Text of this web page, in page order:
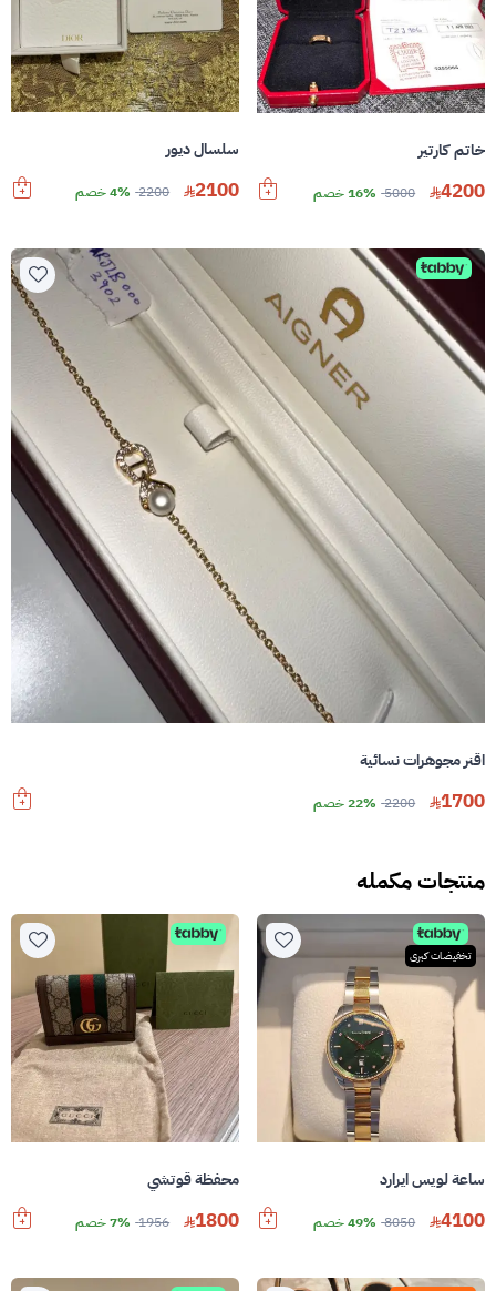
خاتم كارتير
4200
5000 16% خصم
سلسال ديور
2100
2200 4% خصم
اقنر مجوهرات نسائية
1700
2200 22% خصم
منتجات مكمله
تخفيضات كبرى
ساعة لويس ايرارد
4100
8050 49% خصم
محفظة قوتشي
1800
1956 7% خصم